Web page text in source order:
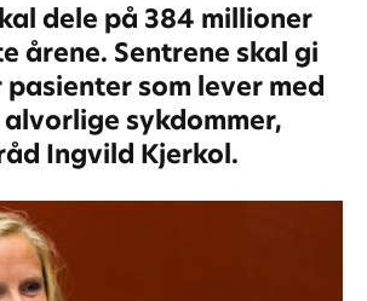
dele på 384 millioner
årene. Sentrene skal gi
som lever med
sykdommer,
Ingvild Kjerkol.